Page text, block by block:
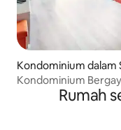
Kondominium dalam
Kondominium
Rumah